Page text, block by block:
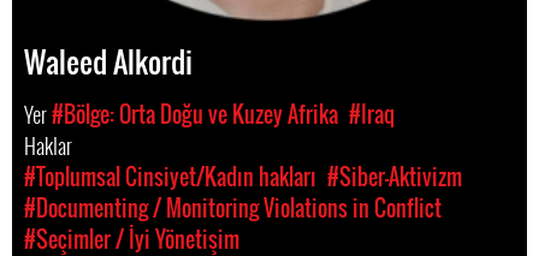
Waleed Alkordi
Yer#Bölge: Orta Doğu ve Kuzey Afrika #Iraq
Haklar
#Toplumsal Cinsiyet/Kadın hakları #Siber-Aktivizm
#Documenting / Monitoring Violations in Conflict
#Seçimler / İyi Yönetişim